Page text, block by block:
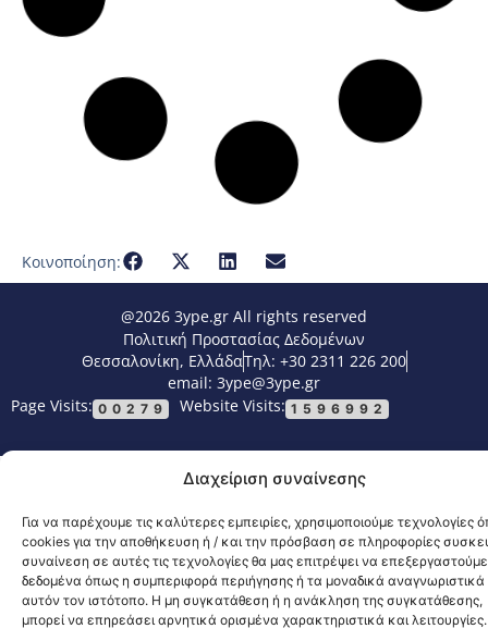
Διαχείριση συναίνεσης
Για να παρέχουμε τις καλύτερες εμπειρίες, χρησιμοποιούμε τεχνολογίες
cookies για την αποθήκευση ή / και την πρόσβαση σε πληροφορίες
συναίνεση σε αυτές τις τεχνολογίες θα μας επιτρέψει να επεξεργαστούμε
δεδομένα όπως η συμπεριφορά περιήγησης ή τα μοναδικά
αυτόν τον ιστότοπο. Η μη συγκατάθεση ή η ανάκληση της συγκατάθεσης,
μπορεί να επηρεάσει αρνητικά ορισμένα χαρακτηριστικά και λειτουργίες.
Κοινοποίηση:
@2026 3ype.gr All rights reserved
Πολιτική Προστασίας Δεδομένων
Θεσσαλονίκη, ΕλλάδαΤηλ: +30 2311 226 200
email: 3ype@3ype.gr
Page Visits: 00279 Website Visits: 1596992